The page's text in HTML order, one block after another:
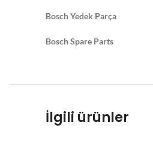
Bosch Yedek Parça
Bosch Spare Parts
İlgili ürünler